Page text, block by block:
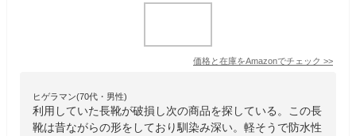
価格と在庫をAmazonでチェック >>
ヒゲラマン(70代・男性)
利用していた長靴が破損し次の商品を探している。この長
靴は昔ながらの形をしており馴染み深い。軽そうで防水性